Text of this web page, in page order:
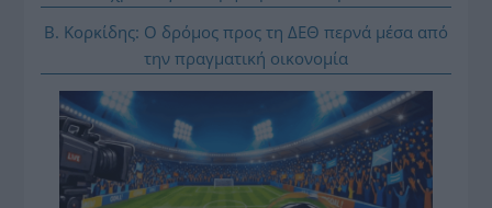
Β. Κορκίδης: Ο δρόμος προς τη ΔΕΘ περνά μέσα από
την πραγματική οικονομία